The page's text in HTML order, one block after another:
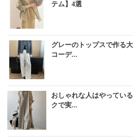
テム】4選
グレーのトップスで作る
コーデ...
おしゃれな人はやってい
クで実...